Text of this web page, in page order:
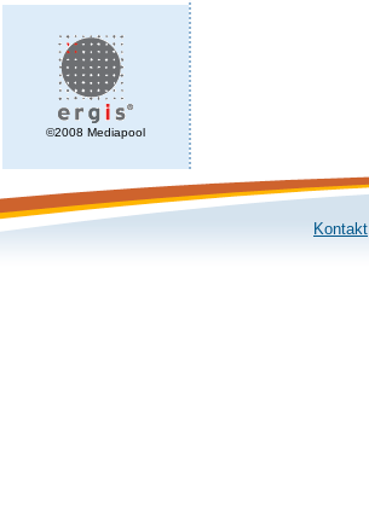
©2008 Mediapool
Kontakt